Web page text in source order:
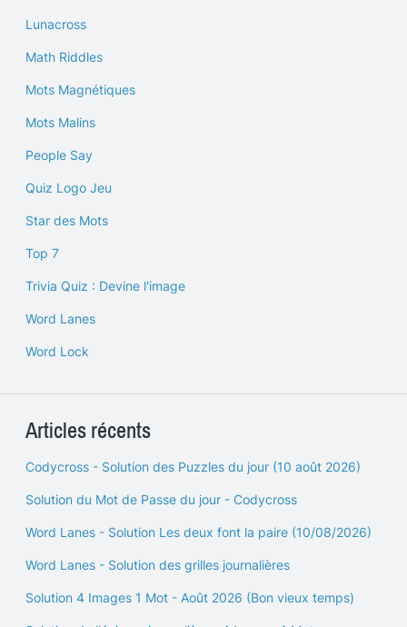
Lunacross
Math Riddles
Mots Magnétiques
Mots Malins
People Say
Quiz Logo Jeu
Star des Mots
Top 7
Trivia Quiz : Devine l'image
Word Lanes
Word Lock
Articles récents
Codycross - Solution des Puzzles du jour (10 août 2026)
Solution du Mot de Passe du jour - Codycross
Word Lanes - Solution Les deux font la paire (10/08/2026)
Word Lanes - Solution des grilles journalières
Solution 4 Images 1 Mot - Août 2026 (Bon vieux temps)